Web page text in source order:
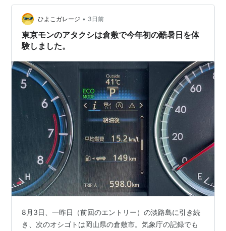
ﾉ"」 あっぶねー( •̀ - •́;)ﾄﾞｷﾄﾞｷ 使う日までに巻けばと3日
計画だったけど巻ききったのが功を奏した。安心して終
わり。 アフター土用の丑として値下…
ひよこガレージ • 3日前
東京モンのアタクシは倉敷で今年初の酷暑日を体
験しました。
8月3日、一昨日（前回のエントリー）の淡路島に引き続
き、次のオシゴトは岡山県の倉敷市。気象庁の記録でも